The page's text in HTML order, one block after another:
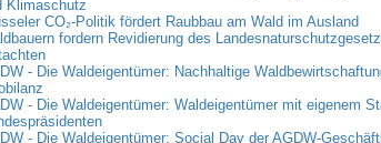
Klimaschutz
CO₂-Politik fördert Raubbau am Wald im Ausland
fordern Revidierung des
- Die Waldeigentümer: Nachhaltige
- Die Waldeigentümer: Waldeigentümer mit eigenem
- Die Waldeigentümer: Social Day der AGDW-